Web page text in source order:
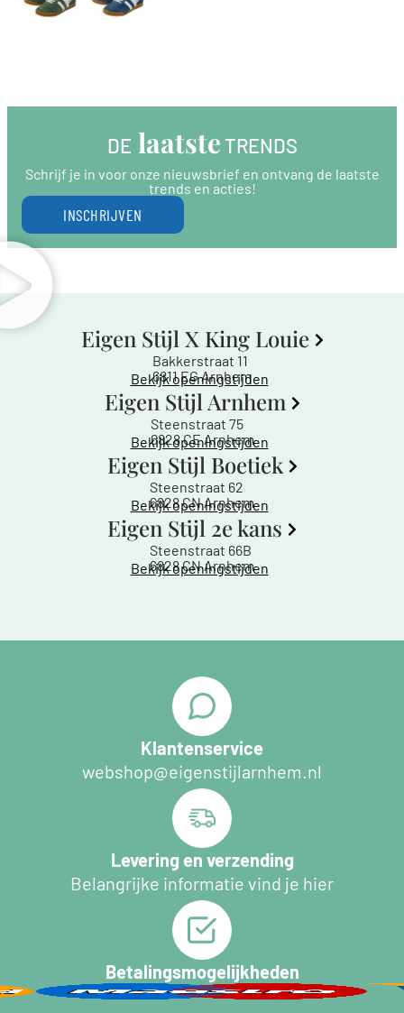
DE laatste TRENDS
Schrijf je in voor onze nieuwsbrief en ontvang de laatste
trends en acties!
INSCHRIJVEN
Eigen Stijl X King Louie
Bakkerstraat 11
6811 EG Arnhem
Bekijk openingstijden
Eigen Stijl Arnhem
Steenstraat 75
6828 CE Arnhem
Bekijk openingstijden
Eigen Stijl Boetiek
Steenstraat 62
6828 CN Arnhem
Bekijk openingstijden
Eigen Stijl 2e kans
Steenstraat 66B
6828 CN Arnhem
Bekijk openingstijden
Klantenservice
webshop@eigenstijlarnhem.nl
Levering en verzending
Belangrijke informatie vind je hier
Betalingsmogelijkheden